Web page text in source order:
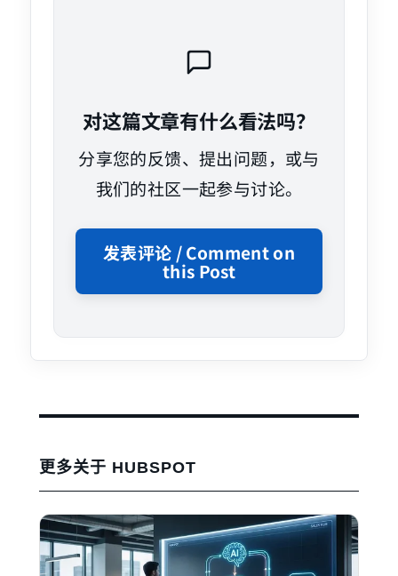
对这篇文章有什么看法吗？
分享您的反馈、提出问题，或与
我们的社区一起参与讨论。
发表评论 / Comment on
this Post
更多关于 HUBSPOT